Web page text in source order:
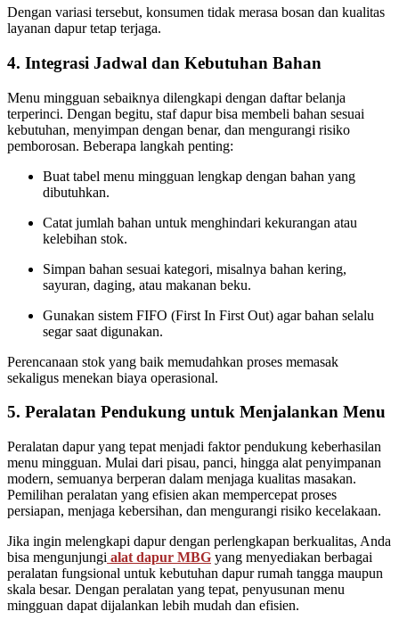
Dengan variasi tersebut, konsumen tidak merasa bosan dan kualitas
layanan dapur tetap terjaga.
4. Integrasi Jadwal dan Kebutuhan Bahan
Menu mingguan sebaiknya dilengkapi dengan daftar belanja
terperinci. Dengan begitu, staf dapur bisa membeli bahan sesuai
kebutuhan, menyimpan dengan benar, dan mengurangi risiko
pemborosan. Beberapa langkah penting:
Buat tabel menu mingguan lengkap dengan bahan yang
dibutuhkan.
Catat jumlah bahan untuk menghindari kekurangan atau
kelebihan stok.
Simpan bahan sesuai kategori, misalnya bahan kering,
sayuran, daging, atau makanan beku.
Gunakan sistem FIFO (First In First Out) agar bahan selalu
segar saat digunakan.
Perencanaan stok yang baik memudahkan proses memasak
sekaligus menekan biaya operasional.
5. Peralatan Pendukung untuk Menjalankan Menu
Peralatan dapur yang tepat menjadi faktor pendukung keberhasilan
menu mingguan. Mulai dari pisau, panci, hingga alat penyimpanan
modern, semuanya berperan dalam menjaga kualitas masakan.
Pemilihan peralatan yang efisien akan mempercepat proses
persiapan, menjaga kebersihan, dan mengurangi risiko kecelakaan.
Jika ingin melengkapi dapur dengan perlengkapan berkualitas, Anda
bisa mengunjungi alat dapur MBG yang menyediakan berbagai
peralatan fungsional untuk kebutuhan dapur rumah tangga maupun
skala besar. Dengan peralatan yang tepat, penyusunan menu
mingguan dapat dijalankan lebih mudah dan efisien.